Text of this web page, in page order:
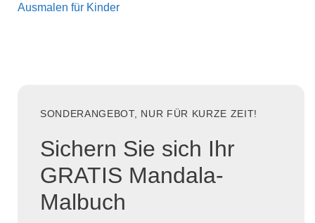
Ausmalen für Kinder
SONDERANGEBOT, NUR FÜR KURZE ZEIT!
Sichern Sie sich Ihr
GRATIS Mandala-
Malbuch